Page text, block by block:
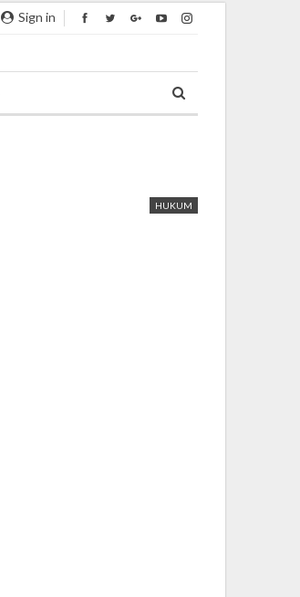
Sign in
HUKUM